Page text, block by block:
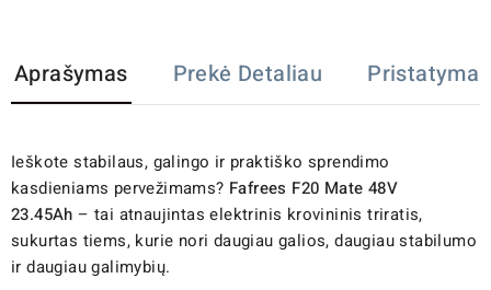
Aprašymas Prekė Detaliau Pristatymas
Ieškote stabilaus, galingo ir praktiško sprendimo
kasdieniams pervežimams? Fafrees F20 Mate 48V
23.45Ah – tai atnaujintas elektrinis krovininis triratis,
sukurtas tiems, kurie nori daugiau galios, daugiau stabilumo
ir daugiau galimybių.